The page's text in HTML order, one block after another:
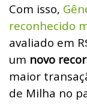
Com isso,
reconhecido
avaliado em
um novo
maior
de Milha no